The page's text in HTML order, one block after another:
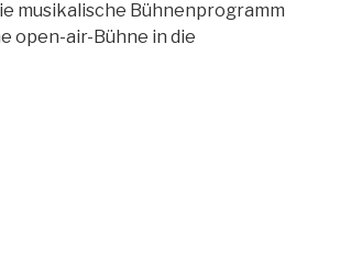
musikalische Bühnenprogramm
open-air-Bühne in die